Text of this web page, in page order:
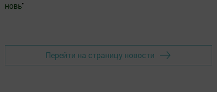
новь"
Перейти на страницу новости